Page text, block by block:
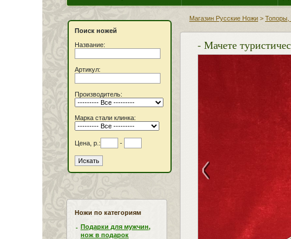
Поиск ножей
Название:
Артикул:
Производитель:
Марка стали клинка:
Цена, р.: -
Ножи по категориям
Подарки для мужчин,
нож в подарок
Магазин Русские Ножи > Топоры,
- Мачете
<